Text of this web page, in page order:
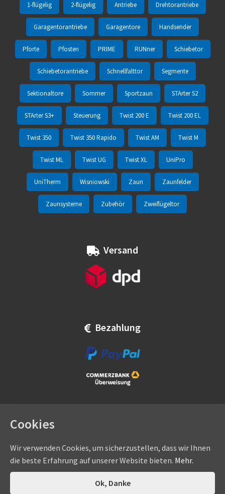
1-flügelig 2-flügelig Antriebe Drehtorantriebe
Garagentorantriebe Garagentore Handsender
Pforte Pfosten PRIME RUNner Schiebetor
Schiebetorantriebe Schnellfalttor Segmente
Sektionaltore Sommer Sportzaun STArter S2
STArter S3+ Steuerung Twist 200 E Twist 200 EL
Twist 350 Twist 350 Rapido Twist AM Twist M
Twist ML Twist UG Twist XL UniPro
UniTherm Wisniowski Zaun Zaunfelder
Zaunsysteme Zubehör Zweiflügeltor
Versand
Bezahlung
Copyright © byeadams.de/eADAMS GmbH- Sommer-, Nice-,
Vertragshändler
Cookies
Wir verwenden Cookies, um sicherzustellen, dass wir Ihnen
die beste Erfahrung auf unserer Website bieten. Mehr.
Ok, Danke